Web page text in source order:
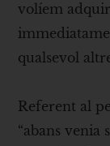
volíem
qualsevol
Referent al
“abans venia